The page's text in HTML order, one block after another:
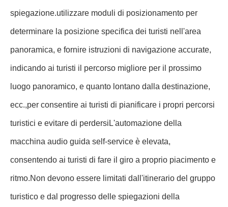
spiegazione.utilizzare moduli di posizionamento per
determinare la posizione specifica dei turisti nell'area
panoramica, e fornire istruzioni di navigazione accurate,
indicando ai turisti il percorso migliore per il prossimo
luogo panoramico, e quanto lontano dalla destinazione,
ecc.,per consentire ai turisti di pianificare i propri percorsi
turistici e evitare di perdersiL'automazione della
macchina audio guida self-service è elevata,
consentendo ai turisti di fare il giro a proprio piacimento e
ritmo.Non devono essere limitati dall'itinerario del gruppo
turistico e dal progresso delle spiegazioni della